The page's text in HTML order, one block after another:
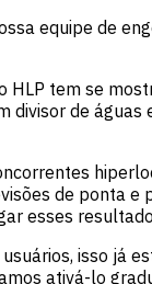
equipe de
HLP tem se
divisor de águas
de ponta e
esses
isso já
ativá-lo